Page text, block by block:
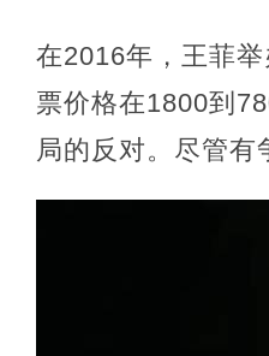
在2016年，王菲
票价格在1800到
局的反对。尽管有